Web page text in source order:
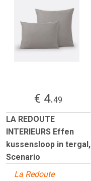
€ 4.49
LA REDOUTE
INTERIEURS Effen
kussensloop in tergal,
Scenario
La Redoute